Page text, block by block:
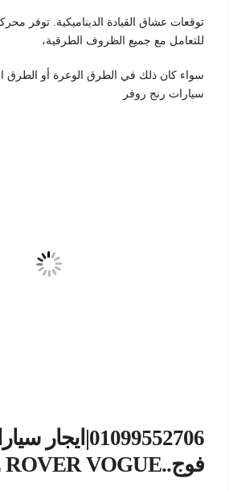
توقعات عشاق القيادة الديناميكية. توفر
للتعامل مع جميع الظروف الطرقية،
سواء كان ذلك في الطرق الوعرة أو الطرق
سيارات رنج روفر
فوج..RANGE ROVER VOGUE